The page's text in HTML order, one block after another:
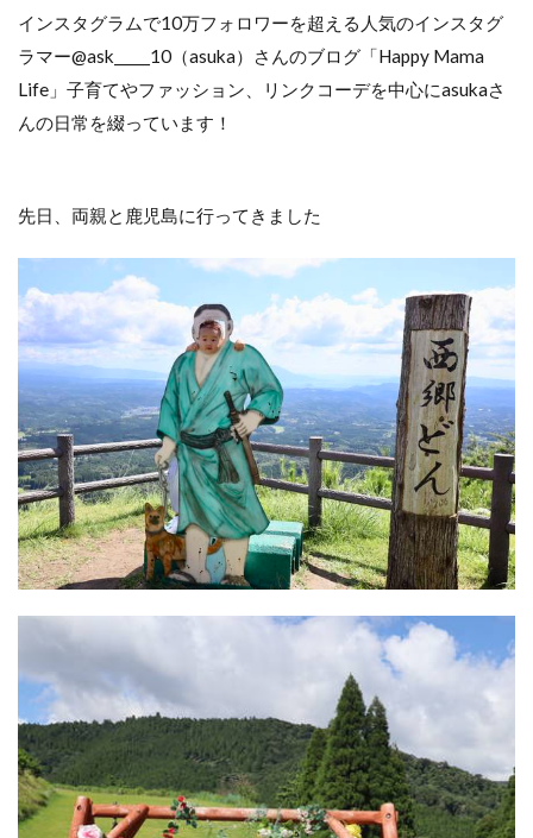
インスタグラムで10万フォロワーを超える人気のインスタグ
ラマー@ask_____10（asuka）さんのブログ「Happy Mama
Life」子育てやファッション、リンクコーデを中心にasukaさ
んの日常を綴っています！
先日、両親と鹿児島に行ってきました